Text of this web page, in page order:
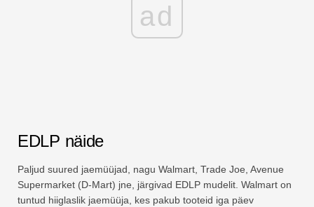
ad
EDLP näide
Paljud suured jaemüüjad, nagu Walmart, Trade Joe, Avenue
Supermarket (D-Mart) jne, järgivad EDLP mudelit. Walmart on
tuntud hiiglaslik jaemüüja, kes pakub tooteid iga päev